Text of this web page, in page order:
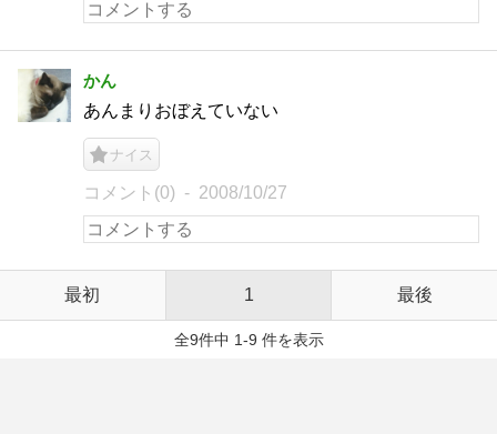
かん
あんまりおぼえていない
ナイス
コメント(0) 2008/10/27
最初 1 最後
全9件中 1-9 件を表示